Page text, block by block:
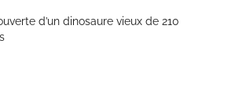
d’un dinosaure vieux de 210